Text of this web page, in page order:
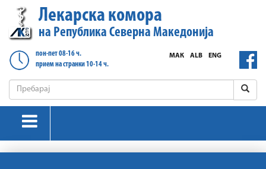
Лекарска комора
на Република Северна Македонија
пон-пет 08-16 ч.
прием на странки 10-14 ч.
ENG
ALB
МАК